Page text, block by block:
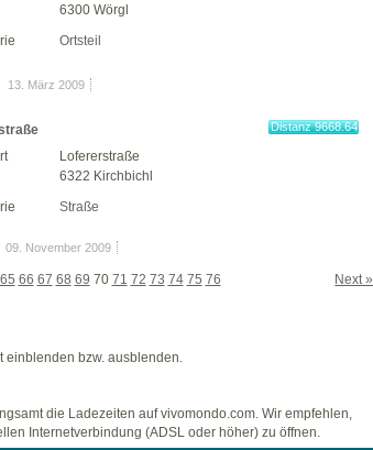
6300 Wörgl
Ortsteil
13. März 2009
Distanz 9668.64
Lofererstraße
6322 Kirchbichl
Straße
09. November 2009
Next »
65 66 67 68 69 70 71 72 73 74 75 76
bzw. ausblenden.
die Ladezeiten auf vivomondo.com. Wir empfehlen,
Internetverbindung (ADSL oder höher) zu öffnen.